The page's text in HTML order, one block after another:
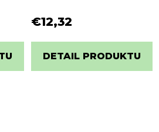
€12,32
DETAIL PRODUKTU